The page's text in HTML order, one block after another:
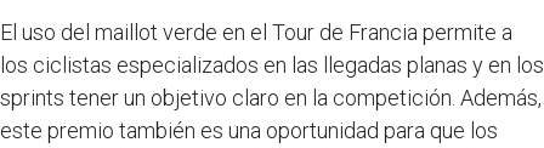
El uso del maillot verde en el Tour de Francia permite a
los ciclistas especializados en las llegadas planas y en los
sprints tener un objetivo claro en la competición. Además,
este premio también es una oportunidad para que los